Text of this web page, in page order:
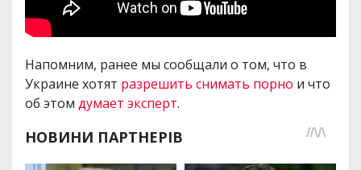
Напомним, ранее мы сообщали о том, что в
Украине хотят разрешить снимать порно и что
об этом думает эксперт.